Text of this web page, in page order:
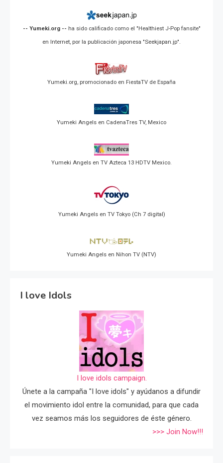
-- Yumeki.org -- ha sido calificado como el "Healthiest J-Pop fansite"
en Internet, por la publicación japonesa "Seekjapan.jp".
Yumeki.org, promocionado en FiestaTV de España
Yumeki Angels en CadenaTres TV, Mexico
Yumeki Angels en TV Azteca 13 HDTV Mexico.
Yumeki Angels en TV Tokyo (Ch 7 digital)
Yumeki Angels en Nihon TV (NTV)
I love Idols
I love idols campaign.
Únete a la campaña "I love idols" y ayúdanos a difundir
el movimiento idol entre la comunidad, para que cada
vez seamos más los seguidores de éste género.
>>> Join Now!!!